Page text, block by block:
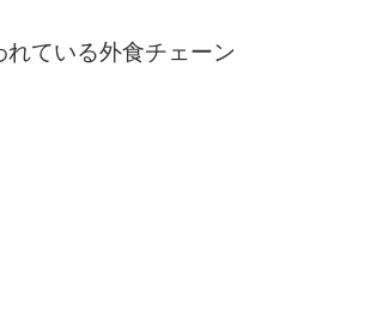
ている外食チェーン